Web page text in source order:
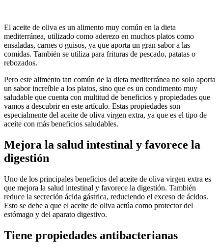
El aceite de oliva es un alimento muy común en la dieta
mediterránea, utilizado como aderezo en muchos platos como
ensaladas, carnes o guisos, ya que aporta un gran sabor a las
comidas. También se utiliza para frituras de pescado, patatas o
rebozados.
Pero este alimento tan común de la dieta mediterránea no solo aporta
un sabor increíble a los platos, sino que es un condimento muy
saludable que cuenta con multitud de beneficios y propiedades que
vamos a descubrir en este artículo. Estas propiedades son
especialmente del aceite de oliva virgen extra, ya que es el tipo de
aceite con más beneficios saludables.
Mejora la salud intestinal y favorece la
digestión
Uno de los principales beneficios del aceite de oliva virgen extra es
que mejora la salud intestinal y favorece la digestión. También
reduce la secreción ácida gástrica, reduciendo el exceso de ácidos.
Esto se debe a que el aceite de oliva actúa como protector del
estómago y del aparato digestivo.
Tiene propiedades antibacterianas